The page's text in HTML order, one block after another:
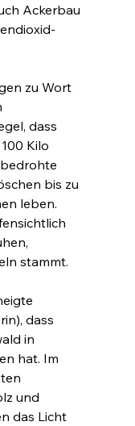
Ackerbau
zu Wort
dass
Kilo
bis zu
leben.
stammt.
dass
in
hat. Im
und
das Licht